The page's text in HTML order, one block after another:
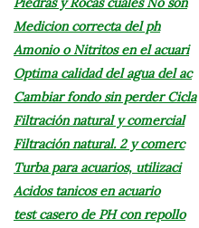
Medicion correcta del ph
Amonio o Nitritos en el acuari
Optima calidad del agua del ac
Cambiar fondo sin perder Cicla
Filtración natural y comercial
Filtración natural. 2 y comerc
Turba para acuarios, utilizaci
Acidos tanicos en acuario
test casero de PH con repollo